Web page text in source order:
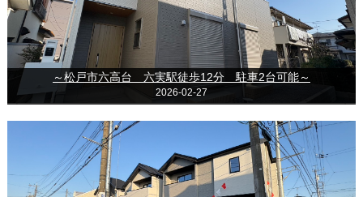
～松戸市六高台 六実駅徒歩12分 駐車2台可能～
2026-02-27